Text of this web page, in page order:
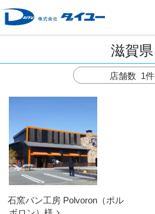
コ
テ
ツ
滋賀県
店舗数 1件
石窯パン工房 Polvoron（ポル